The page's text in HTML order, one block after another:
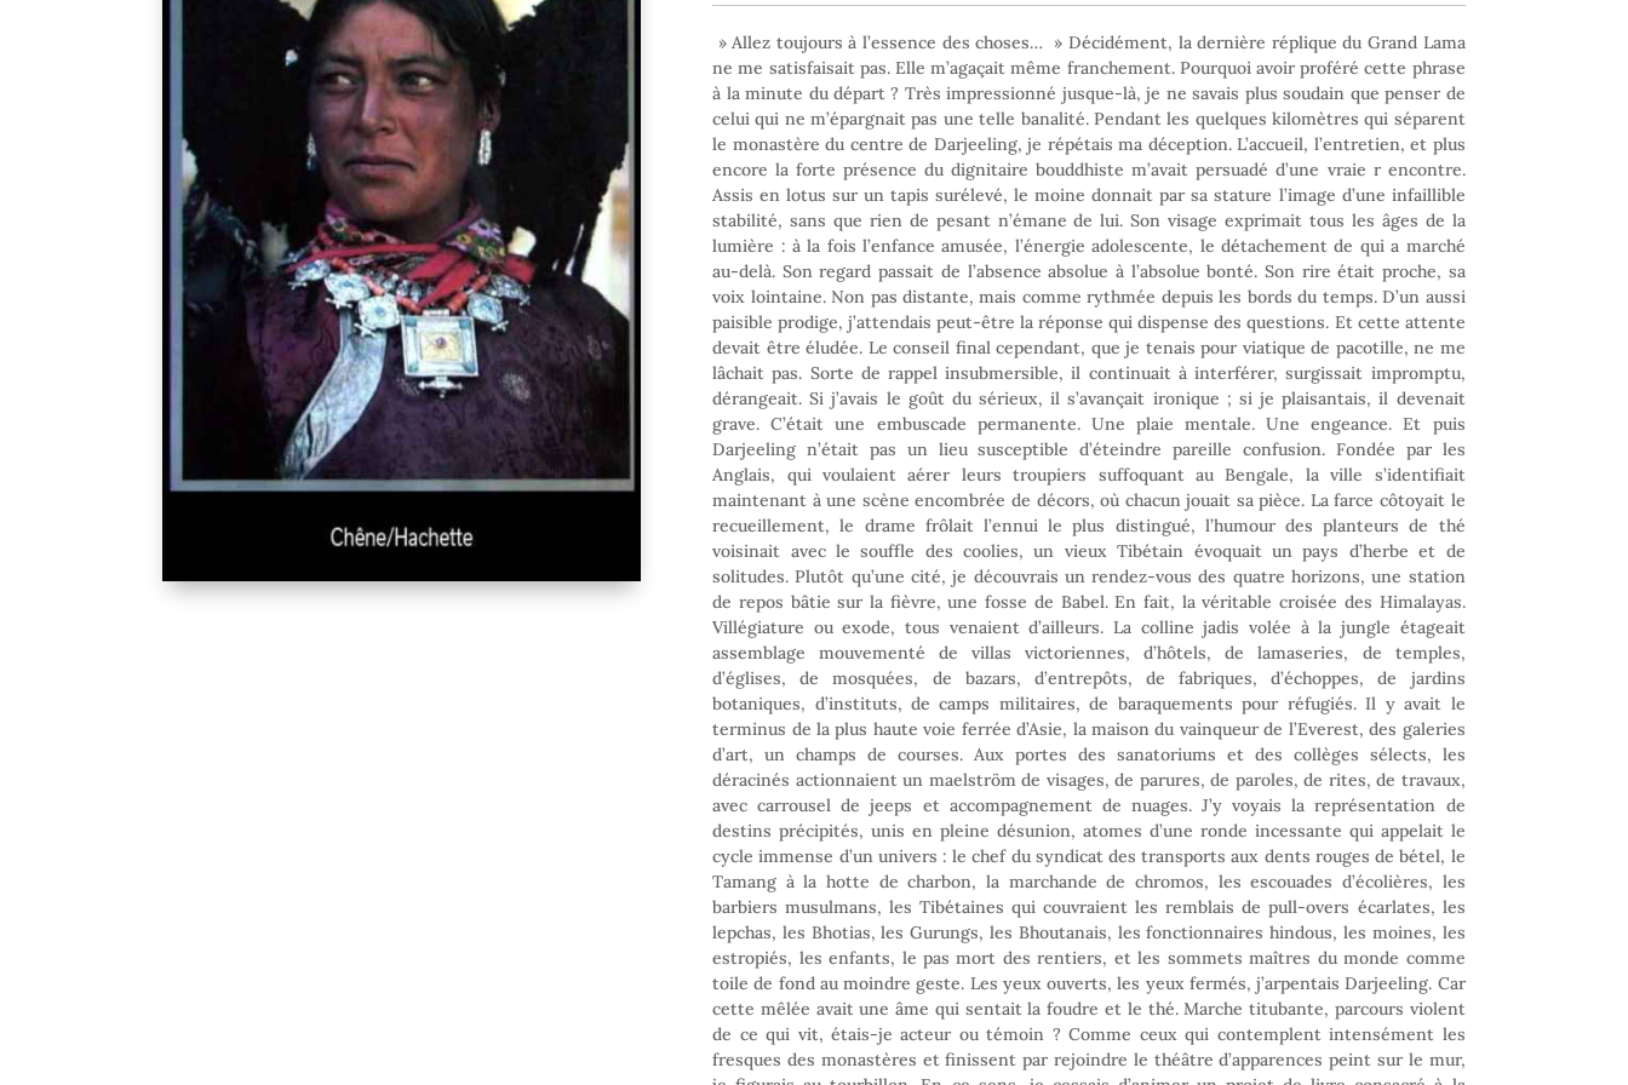
» Allez toujours à l’essence des choses… » Décidément, la dernière réplique du Grand Lama
ne me satisfaisait pas. Elle m’agaçait même franchement. Pourquoi avoir proféré cette phrase
à la minute du départ ? Très impressionné jusque-là, je ne savais plus soudain que penser de
celui qui ne m’épargnait pas une telle banalité. Pendant les quelques kilomètres qui séparent
le monastère du centre de Darjeeling, je répétais ma déception. L’accueil, l’entretien, et plus
encore la forte présence du dignitaire bouddhiste m’avait persuadé d’une vraie r encontre.
Assis en lotus sur un tapis surélevé, le moine donnait par sa stature l’image d’une infaillible
stabilité, sans que rien de pesant n’émane de lui. Son visage exprimait tous les âges de la
lumière : à la fois l’enfance amusée, l’énergie adolescente, le détachement de qui a marché
au-delà. Son regard passait de l’absence absolue à l’absolue bonté. Son rire était proche, sa
voix lointaine. Non pas distante, mais comme rythmée depuis les bords du temps. D’un aussi
paisible prodige, j’attendais peut-être la réponse qui dispense des questions. Et cette attente
devait être éludée. Le conseil final cependant, que je tenais pour viatique de pacotille, ne me
lâchait pas. Sorte de rappel insubmersible, il continuait à interférer, surgissait impromptu,
dérangeait. Si j’avais le goût du sérieux, il s’avançait ironique ; si je plaisantais, il devenait
grave. C’était une embuscade permanente. Une plaie mentale. Une engeance. Et puis
Darjeeling n’était pas un lieu susceptible d’éteindre pareille confusion. Fondée par les
Anglais, qui voulaient aérer leurs troupiers suffoquant au Bengale, la ville s’identifiait
maintenant à une scène encombrée de décors, où chacun jouait sa pièce. La farce côtoyait le
recueillement, le drame frôlait l’ennui le plus distingué, l’humour des planteurs de thé
voisinait avec le souffle des coolies, un vieux Tibétain évoquait un pays d’herbe et de
solitudes. Plutôt qu’une cité, je découvrais un rendez-vous des quatre horizons, une station
de repos bâtie sur la fièvre, une fosse de Babel. En fait, la véritable croisée des Himalayas.
Villégiature ou exode, tous venaient d’ailleurs. La colline jadis volée à la jungle étageait
assemblage mouvementé de villas victoriennes, d’hôtels, de lamaseries, de temples,
d’églises, de mosquées, de bazars, d’entrepôts, de fabriques, d’échoppes, de jardins
botaniques, d’instituts, de camps militaires, de baraquements pour réfugiés. Il y avait le
terminus de la plus haute voie ferrée d’Asie, la maison du vainqueur de l’Everest, des galeries
d’art, un champs de courses. Aux portes des sanatoriums et des collèges sélects, les
déracinés actionnaient un maelström de visages, de parures, de paroles, de rites, de travaux,
avec carrousel de jeeps et accompagnement de nuages. J’y voyais la représentation de
destins précipités, unis en pleine désunion, atomes d’une ronde incessante qui appelait le
cycle immense d’un univers : le chef du syndicat des transports aux dents rouges de bétel, le
Tamang à la hotte de charbon, la marchande de chromos, les escouades d’écolières, les
barbiers musulmans, les Tibétaines qui couvraient les remblais de pull-overs écarlates, les
lepchas, les Bhotias, les Gurungs, les Bhoutanais, les fonctionnaires hindous, les moines, les
estropiés, les enfants, le pas mort des rentiers, et les sommets maîtres du monde comme
toile de fond au moindre geste. Les yeux ouverts, les yeux fermés, j’arpentais Darjeeling. Car
cette mêlée avait une âme qui sentait la foudre et le thé. Marche titubante, parcours violent
de ce qui vit, étais-je acteur ou témoin ? Comme ceux qui contemplent intensément les
fresques des monastères et finissent par rejoindre le théâtre d’apparences peint sur le mur,